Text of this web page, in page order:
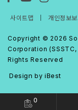
Copyright © 2026
Corporation
Rights Reserved
Design by iBest
사이트맵 개인정보
0